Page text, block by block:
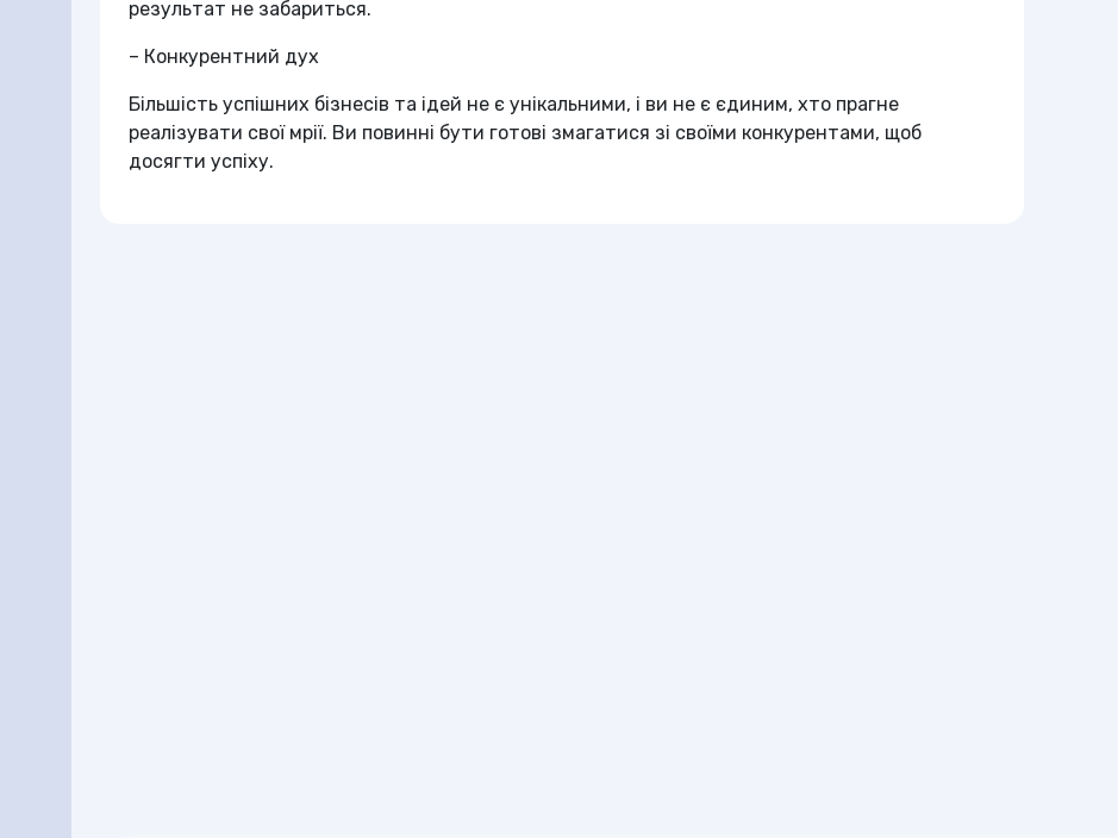
результат не забариться.
– Конкурентний дух
Більшість успішних бізнесів та ідей не є унікальними, і ви не є єдиним, хто прагне
реалізувати свої мрії. Ви повинні бути готові змагатися зі своїми конкурентами, щоб
досягти успіху.